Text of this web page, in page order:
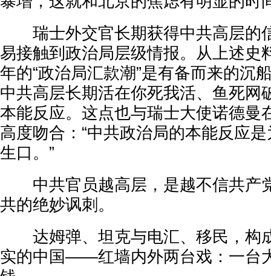
瑞士外交官长期获得中共高层的
易接触到政治局层级情报。从上述史
年的“政治局汇款潮”是有备而来的沉
中共高层长期活在你死我活、鱼死网
本能反应。这点也与瑞士大使诺德曼
高度吻合：“中共政治局的本能反应
生口。”
中共官员越高层，是越不信共产
共的绝妙讽刺。
达姆弹、坦克与电汇、移民，构
实的中国——红墙内外两台戏：一台